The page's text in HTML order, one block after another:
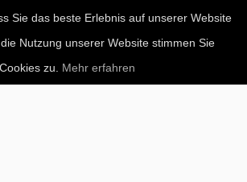
Sie das beste Erlebnis auf unserer Website
Nutzung unserer Website stimmen Sie
Cookies zu. Mehr erfahren